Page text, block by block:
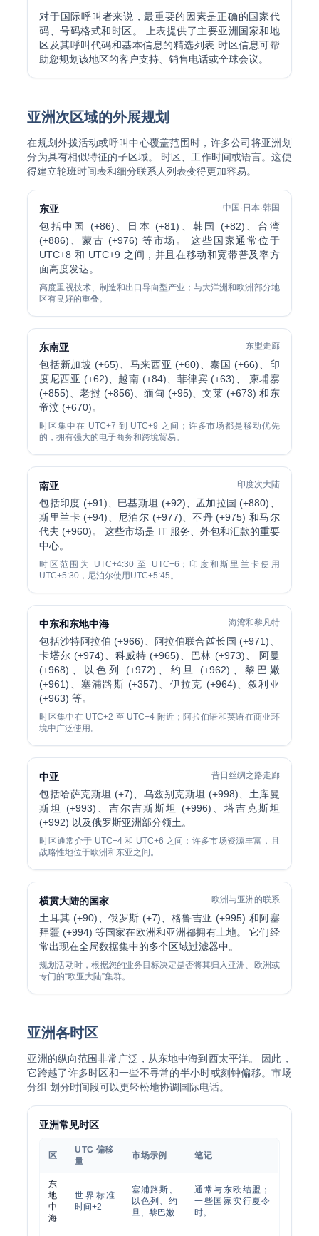
对于国际呼叫者来说，最重要的因素是正确的国家代
码、号码格式和时区。 上表提供了主要亚洲国家和地
区及其呼叫代码和基本信息的精选列表 时区信息可帮
助您规划该地区的客户支持、销售电话或全球会议。
亚洲次区域的外展规划
在规划外拨活动或呼叫中心覆盖范围时，许多公司将亚洲划
分为具有相似特征的子区域。 时区、工作时间或语言。这使
得建立轮班时间表和细分联系人列表变得更加容易。
东亚 中国·日本·韩国
包括中国 (+86)、日本 (+81)、韩国 (+82)、台湾
(+886)、蒙古 (+976) 等市场。 这些国家通常位于
UTC+8 和 UTC+9 之间，并且在移动和宽带普及率方
面高度发达。
高度重视技术、制造和出口导向型产业；与大洋洲和欧洲部分地
区有良好的重叠。
东南亚 东盟走廊
包括新加坡 (+65)、马来西亚 (+60)、泰国 (+66)、印
度尼西亚 (+62)、越南 (+84)、菲律宾 (+63)、 柬埔寨
(+855)、老挝 (+856)、缅甸 (+95)、文莱 (+673) 和东
帝汶 (+670)。
时区集中在 UTC+7 到 UTC+9 之间；许多市场都是移动优先
的，拥有强大的电子商务和跨境贸易。
南亚 印度次大陆
包括印度 (+91)、巴基斯坦 (+92)、孟加拉国 (+880)、
斯里兰卡 (+94)、尼泊尔 (+977)、不丹 (+975) 和马尔
代夫 (+960)。 这些市场是 IT 服务、外包和汇款的重要
中心。
时区范围为 UTC+4:30 至 UTC+6；印度和斯里兰卡使用
UTC+5:30，尼泊尔使用UTC+5:45。
中东和东地中海 海湾和黎凡特
包括沙特阿拉伯 (+966)、阿拉伯联合酋长国 (+971)、
卡塔尔 (+974)、科威特 (+965)、巴林 (+973)、 阿曼
(+968)、以色列 (+972)、约旦 (+962)、黎巴嫩
(+961)、塞浦路斯 (+357)、伊拉克 (+964)、叙利亚
(+963) 等。
时区集中在 UTC+2 至 UTC+4 附近；阿拉伯语和英语在商业环
境中广泛使用。
中亚 昔日丝绸之路走廊
包括哈萨克斯坦 (+7)、乌兹别克斯坦 (+998)、土库曼
斯坦 (+993)、吉尔吉斯斯坦 (+996)、塔吉克斯坦
(+992) 以及俄罗斯亚洲部分领土。
时区通常介于 UTC+4 和 UTC+6 之间；许多市场资源丰富，且
战略性地位于欧洲和东亚之间。
横贯大陆的国家 欧洲与亚洲的联系
土耳其 (+90)、俄罗斯 (+7)、格鲁吉亚 (+995) 和阿塞
拜疆 (+994) 等国家在欧洲和亚洲都拥有土地。 它们经
常出现在全局数据集中的多个区域过滤器中。
规划活动时，根据您的业务目标决定是否将其归入亚洲、欧洲或
专门的“欧亚大陆”集群。
亚洲各时区
亚洲的纵向范围非常广泛，从东地中海到西太平洋。 因此，
它跨越了许多时区和一些不寻常的半小时或刻钟偏移。市场
分组 划分时间段可以更轻松地协调国际电话。
亚洲常见时区
区
UTC 偏移
量
市场示例 笔记
东
地
中
海
世界标准
时间+2
塞浦路斯、
以色列、约
旦、黎巴嫩
通常与东欧结盟；
一些国家实行夏令
时。